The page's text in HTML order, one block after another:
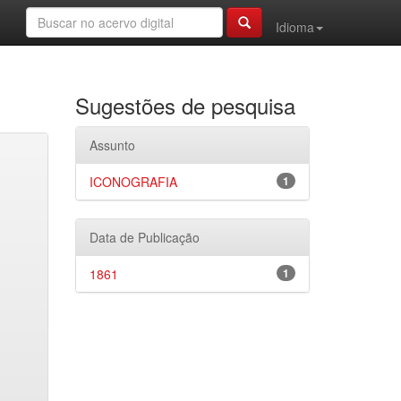
Idioma
Sugestões de pesquisa
Assunto
1
ICONOGRAFIA
Data de Publicação
1
1861